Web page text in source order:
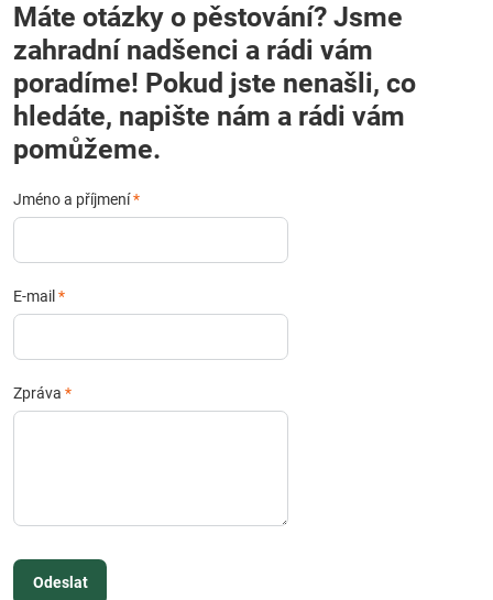
Máte otázky o pěstování? Jsme
zahradní nadšenci a rádi vám
poradíme! Pokud jste nenašli, co
hledáte, napište nám a rádi vám
pomůžeme.
Jméno a příjmení*
E-mail *
Zpráva *
Odeslat